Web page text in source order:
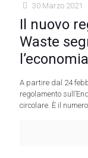
30 Marzo 2021
Il nuovo
Waste
A partire dal 24
regolamento
circolare. È il